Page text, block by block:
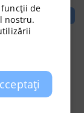
de
nostru.